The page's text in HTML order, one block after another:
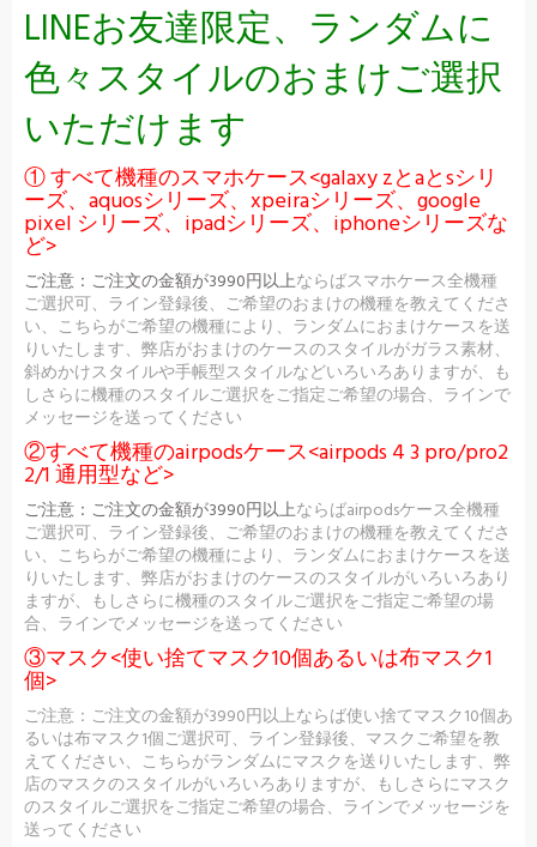
LINEお友達限定、ランダムに
色々スタイルのおまけご選択
いただけます
① すべて機種のスマホケース<galaxy zとaとsシリ
ーズ、aquosシリーズ、xpeiraシリーズ、google
pixel シリーズ、ipadシリーズ、iphoneシリーズな
ど>
ご注意： ご注文の金額が3990円以上ならばスマホケース全機種
ご選択可、ライン登録後、ご希望のおまけの機種を教えてくださ
い、こちらがご希望の機種により、ランダムにおまけケースを送
りいたします、弊店がおまけのケースのスタイルがガラス素材、
斜めかけスタイルや手帳型スタイルなどいろいろありますが、も
しさらに機種のスタイルご選択をご指定ご希望の場合、ラインで
メッセージを送ってください
②すべて機種のairpodsケース<airpods 4 3 pro/pro2
2/1 通用型など>
ご注意： ご注文の金額が3990円以上ならばairpodsケース全機種
ご選択可、ライン登録後、ご希望のおまけの機種を教えてくださ
い、こちらがご希望の機種により、ランダムにおまけケースを送
りいたします、弊店がおまけのケースのスタイルがいろいろあり
ますが、もしさらに機種のスタイルご選択をご指定ご希望の場
合、ラインでメッセージを送ってください
③マスク<使い捨てマスク10個あるいは布マスク1
個>
ご注意：ご注文の金額が3990円以上ならば使い捨てマスク10個あ
るいは布マスク1個ご選択可、ライン登録後、マスクご希望を教
えてください、こちらがランダムにマスクを送りいたします、弊
店のマスクのスタイルがいろいろありますが、もしさらにマスク
のスタイルご選択をご指定ご希望の場合、ラインでメッセージを
送ってください